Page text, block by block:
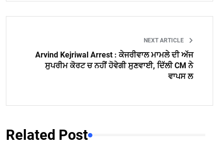
NEXT ARTICLE
Arvind Kejriwal Arrest : ਕੇਜਰੀਵਾਲ ਮਾਮਲੇ ਦੀ ਅੱਜ
ਸੁਪਰੀਮ ਕੋਰਟ ਚ ਨਹੀਂ ਹੋਵੇਗੀ ਸੁਣਵਾਈ, ਦਿੱਲੀ CM ਨੇ
ਵਾਪਸ ਲ
Related Post